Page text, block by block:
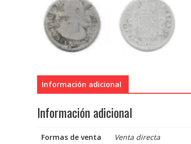
Información adicional
Información adicional
Formas de venta Venta directa